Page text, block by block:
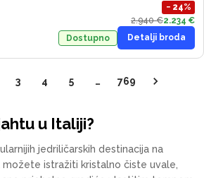
− 24%
2.940 €2.234 €
Dostupno
Detalji broda
3 4 5 … 769
u Italiji?
jedriličarskih destinacija na
možete istražiti kristalno čiste uvale,